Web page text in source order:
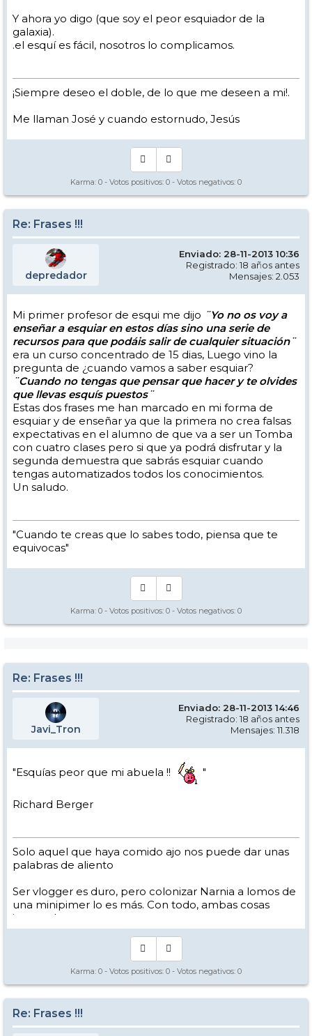
Y ahora yo digo (que soy el peor esquiador de la
galaxia).
.el esquí es fácil, nosotros lo complicamos.
¡Siempre deseo el doble, de lo que me deseen a mi!.
Me llaman José y cuando estornudo, Jesús
Karma: 0 - Votos positivos: 0 - Votos negativos: 0
Re: Frases !!!
depredador
Enviado: 28-11-2013 10:36
Registrado: 18 años antes
Mensajes: 2.053
Mi primer profesor de esqui me dijo ¨Yo no os voy a
enseñar a esquiar en estos días sino una serie de
recursos para que podáis salir de cualquier situación¨
era un curso concentrado de 15 dias, Luego vino la
pregunta de ¿cuando vamos a saber esquiar?
¨Cuando no tengas que pensar que hacer y te olvides
que llevas esquís puestos¨
Estas dos frases me han marcado en mi forma de
esquiar y de enseñar ya que la primera no crea falsas
expectativas en el alumno de que va a ser un Tomba
con cuatro clases pero si que ya podrá disfrutar y la
segunda demuestra que sabrás esquiar cuando
tengas automatizados todos los conocimientos.
Un saludo.
"Cuando te creas que lo sabes todo, piensa que te
equivocas"
Karma: 0 - Votos positivos: 0 - Votos negativos: 0
Re: Frases !!!
Javi_Tron
Enviado: 28-11-2013 14:46
Registrado: 18 años antes
Mensajes: 11.318
"Esquías peor que mi abuela !! "
Richard Berger
Solo aquel que haya comido ajo nos puede dar unas
palabras de aliento
Ser vlogger es duro, pero colonizar Narnia a lomos de
una minipimer lo es más. Con todo, ambas cosas
intento hacer.
Yo hago esquí extremo : voy de extremo a extremo
Los caminos del esquí son inescrotables ...
Karma: 0 - Votos positivos: 0 - Votos negativos: 0
Re: Frases !!!